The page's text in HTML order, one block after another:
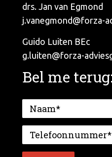
drs. Jan van Egmond
j.vanegmond@forza-
Guido Luiten BEc
g.luiten@forza-
Bel me terug: